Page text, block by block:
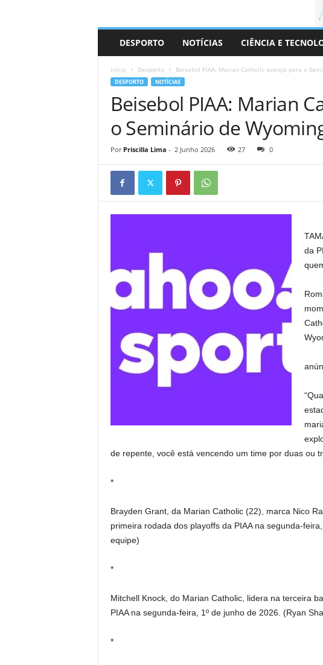
r
DESPORTO NOTÍCIAS CIÊNCIA E
Início Desporto Beisebol PIAA: Marian Catholic avança para o
DESPORTO NOTÍCIAS
Beisebol PIAA: Marian
o Seminário de
Por Priscilla Lima - 2 Junho 2026 27 0
da
de repente, você está vencendo um time por duas ou
*
Brayden Grant, da Marian Catholic (22), marca Nico
primeira rodada dos playoffs da PIAA na segunda-
equipe)
*
Mitchell Knock, do Marian Catholic, lidera na terceira
PIAA na segunda-feira, 1º de junho de 2026. (Ryan
*